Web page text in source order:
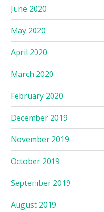
June 2020
May 2020
April 2020
March 2020
February 2020
December 2019
November 2019
October 2019
September 2019
August 2019